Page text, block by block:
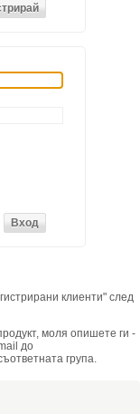
(6)
клиенти" след
моля опишете ги -
до
група.